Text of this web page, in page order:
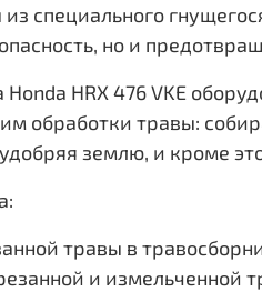
специального
но и
Honda HRX 476 VKE
обработки травы:
землю, и кроме
травы в
и измельченной